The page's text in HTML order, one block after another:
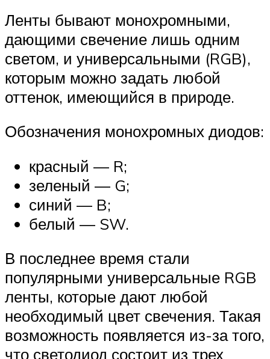
Ленты бывают монохромными,
дающими свечение лишь одним
светом, и универсальными (RGB),
которым можно задать любой
оттенок, имеющийся в природе.
Обозначения монохромных диодов:
красный — R;
зеленый — G;
синий — B;
белый — SW.
В последнее время стали
популярными универсальные RGB
ленты, которые дают любой
необходимый цвет свечения. Такая
возможность появляется из-за того,
что светодиод состоит из трех